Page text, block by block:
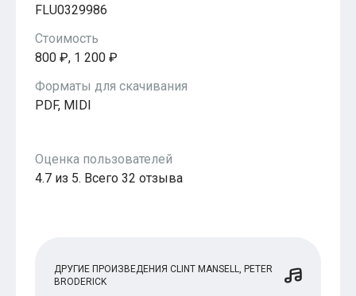
FLU0329986
Стоимость
800 ₽, 1 200 ₽
Форматы для скачивания
PDF, MIDI
Оценка пользователей
4.7 из 5. Всего 32 отзыва
ДРУГИЕ ПРОИЗВЕДЕНИЯ CLINT MANSELL, PETER
BRODERICK